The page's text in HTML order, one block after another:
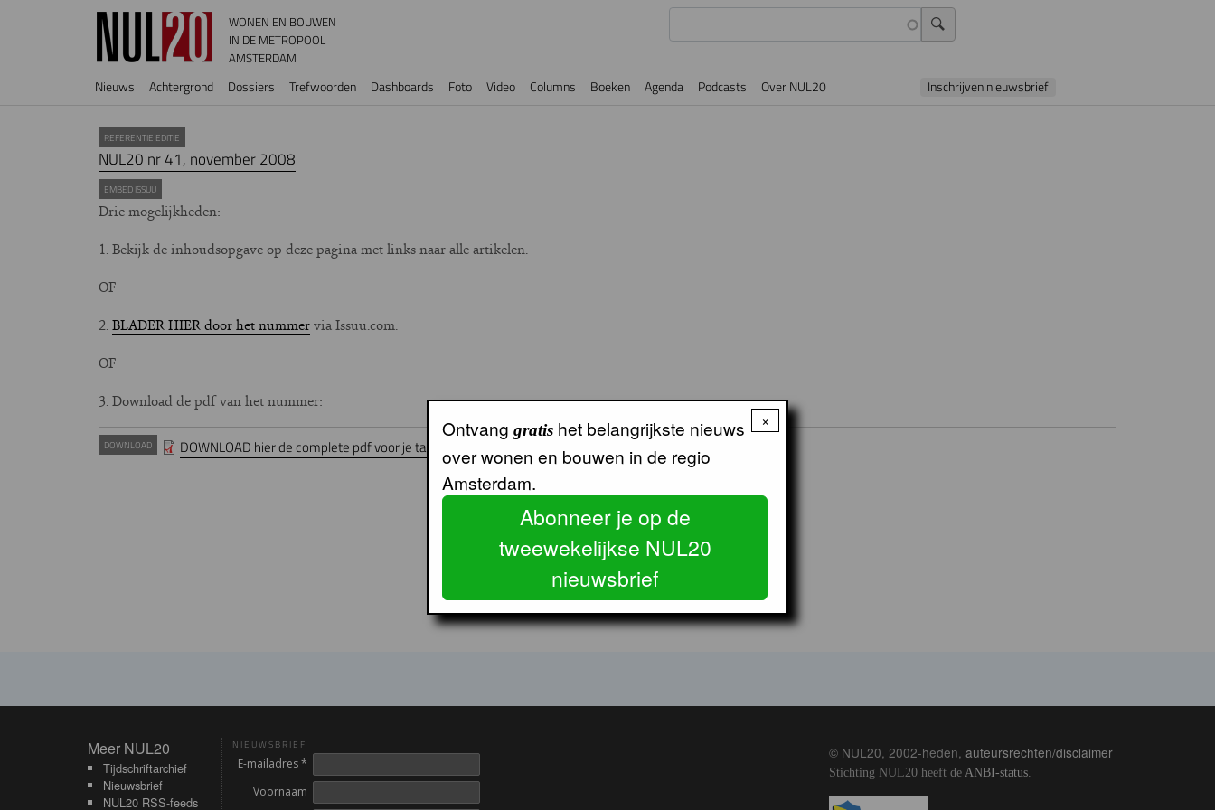
Overslaan en naar de inhoud gaan
WONEN EN BOUWEN
IN DE METROPOOL
AMSTERDAM
Hoofdnavigatie
Nieuws Achtergrond Dossiers Trefwoorden Dashboards Foto Video Columns Boeken Agenda Podcasts Over NUL20 Inschrijven nieuwsbrief
REFERENTIE EDITIE
NUL20 nr 41, november 2008
EMBED ISSUU
Drie mogelijkheden:
1. Bekijk de inhoudsopgave op deze pagina met links naar alle artikelen.
OF
2.BLADER HIER door het nummervia Issuu.com.
OF
3. Download de pdf van het nummer:
DOWNLOAD DOWNLOAD hier de complete pdf voor je tablet, smartphone of pc.
Meer NUL20
Meer NUL20
Tijdschriftarchief
Nieuwsbrief
NUL20 RSS-feeds
NIEUWSBRIEF
E-mailadres *
Voornaam
© NUL20, 2002-heden, auteursrechten/disclaimer
Stichting NUL20 heeft de ANBI-status.
Image
×
Ontvang gratis het belangrijkste nieuws
over wonen en bouwen in de regio
Amsterdam.
Abonneer je op de
tweewekelijkse NUL20
nieuwsbrief